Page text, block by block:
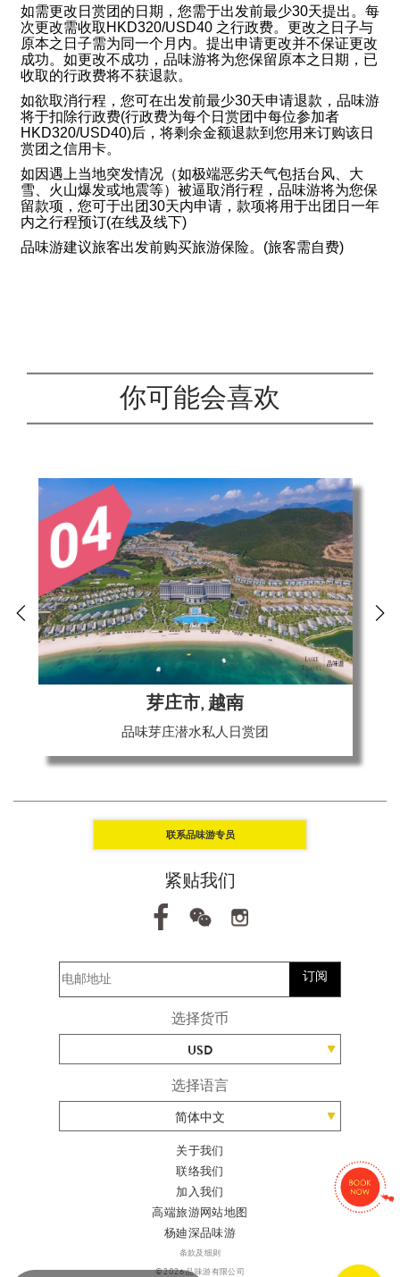
如需更改日赏团的日期，您需于出发前最少30天提出。每
次更改需收取HKD320/USD40 之行政费。更改之日子与
原本之日子需为同一个月内。提出申请更改并不保证更改
成功。如更改不成功，品味游将为您保留原本之日期，已
收取的行政费将不获退款。
如欲取消行程，您可在出发前最少30天申请退款，品味游
将于扣除行政费(行政费为每个日赏团中每位参加者
HKD320/USD40)后，将剩余金额退款到您用来订购该日
赏团之信用卡。
如因遇上当地突发情况（如极端恶劣天气包括台风、大
雪、火山爆发或地震等）被逼取消行程，品味游将为您保
留款项，您可于出团30天内申请，款项将用于出团日一年
内之行程预订(在线及线下)
品味游建议旅客出发前购买旅游保险。(旅客需自费)
你可能会喜欢
芽庄市, 越南
品味芽庄潜水私人日赏团
联系品味游专员
紧贴我们
订阅
选择货币
USD
选择语言
简体中文
关于我们
联络我们
加入我们
高端旅游网站地图
杨廸深品味游
条款及细则
© 2026 品味游有限公司